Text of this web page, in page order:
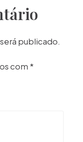
publicado.
com *